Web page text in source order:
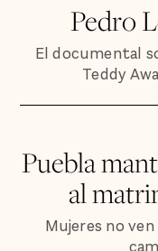
Pedro
El documental
Teddy
Puebla
al
Mujeres no